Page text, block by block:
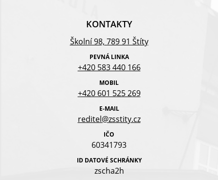
KONTAKTY
Školní 98, 789 91 Štíty
PEVNÁ LINKA
+420 583 440 166
MOBIL
+420 601 525 269
E-MAIL
reditel@zsstity.cz
IČO
60341793
ID DATOVÉ SCHRÁNKY
zscha2h